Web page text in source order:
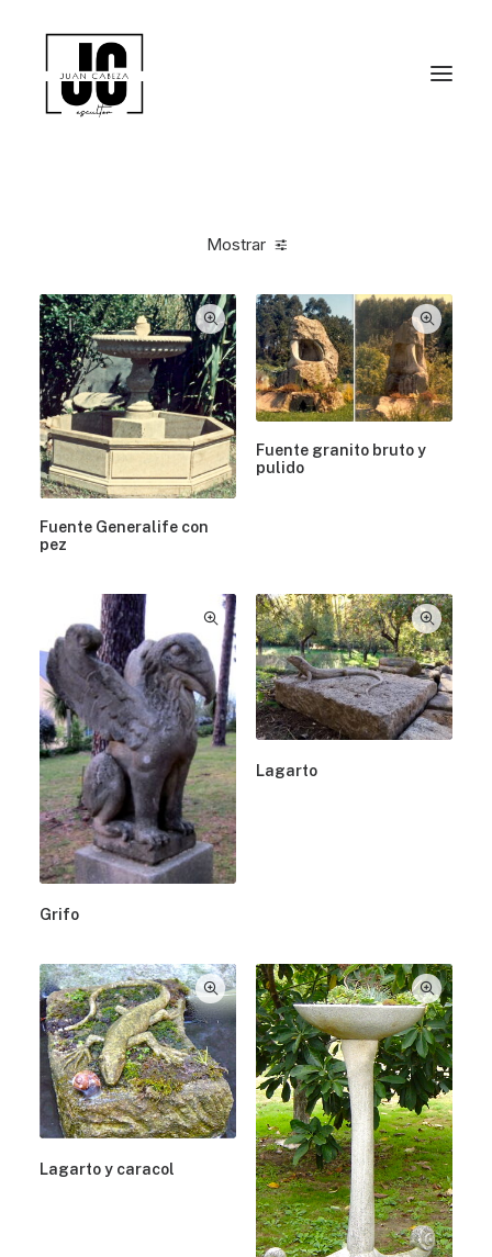
Mostrar
Fuente Generalife con
pez
Fuente granito bruto y
pulido
Grifo
Lagarto
Lagarto y caracol